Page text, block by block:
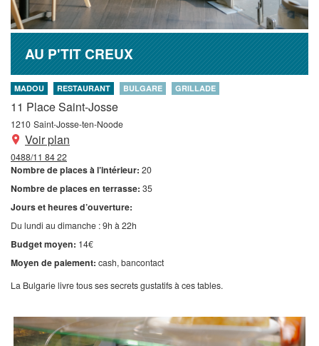
AU P'TIT CREUX
MADOU RESTAURANT BULGARE GRILLADE
11 Place Saint-Josse
1210 Saint-Josse-ten-Noode
Voir plan
0488/11 84 22
Nombre de places à l’intérieur: 20
Nombre de places en terrasse: 35
Jours et heures d’ouverture:
Du lundi au dimanche : 9h à 22h
Budget moyen: 14€
Moyen de paiement: cash bancontact
La Bulgarie livre tous ses secrets gustatifs à ces tables.